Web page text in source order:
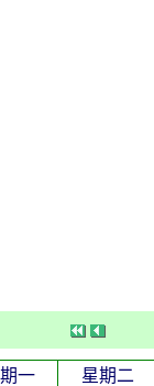
一
星期二